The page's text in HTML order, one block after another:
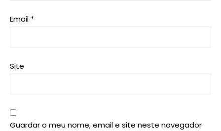
Email *
Site
Guardar o meu nome, email e site neste navegador